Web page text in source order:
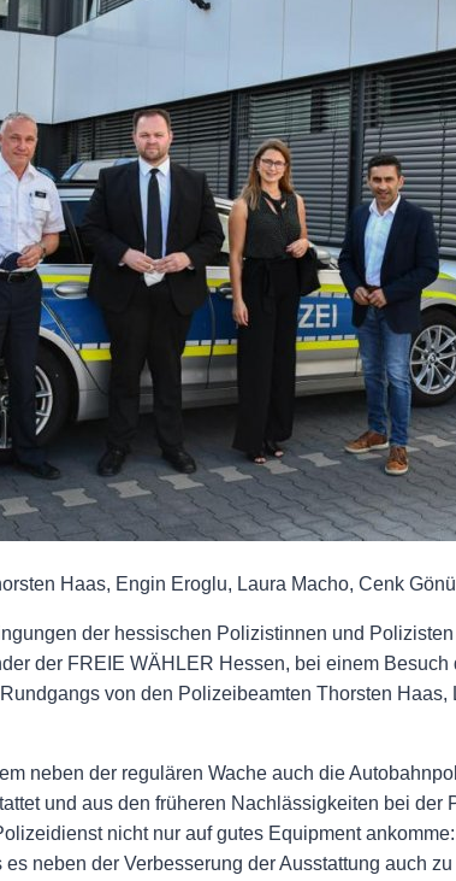
Haas, Engin Eroglu, Laura Macho, Cenk Gönül
der hessischen Polizistinnen und
der FREIE WÄHLER Hessen, bei einem
von den Polizeibeamten Thorsten
neben der regulären Wache auch die
und aus den früheren Nachlässigkeiten bei der
nicht nur auf gutes Equipment
neben der Verbesserung der Ausstattung auch